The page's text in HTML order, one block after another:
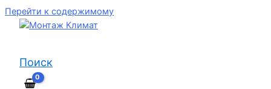
Перейти к содержимому
Поиск